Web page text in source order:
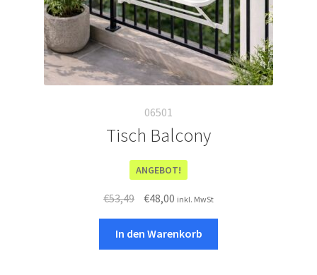
06501
Tisch Balcony
ANGEBOT!
€53,49
Ursprünglicher
war:
€53,49
€48,00Aktueller
ist:
€48,00.
inkl. MwSt
In den Warenkorb